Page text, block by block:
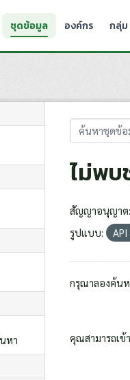
ชุดข้อมูล องค์กร กลุ่ม
หา
ไม่พ
สัญญาอนุญาต:
รูปแบบ:
API
กรุณาลองค้น
คุณสามารถเข้